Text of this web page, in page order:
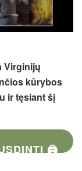
Virginijų
kūrybos
ir tęsiant šį
🖨